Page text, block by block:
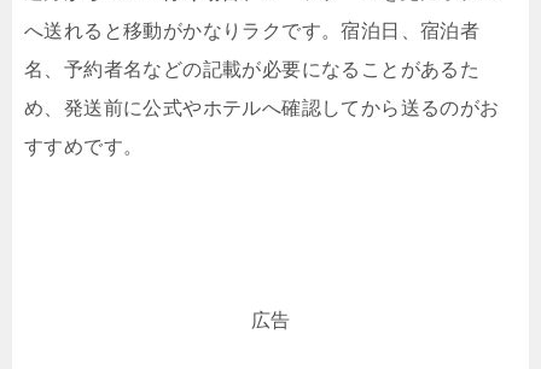
へ送れると移動がかなりラクです。宿泊日、宿泊者
名、予約者名などの記載が必要になることがあるた
め、発送前に公式やホテルへ確認してから送るのがお
すすめです。
広告